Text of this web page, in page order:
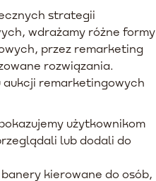
strategii
wdrażamy różne formy
przez remarketing
rozwiązania.
aukcji remarketingowych
użytkownikom
lub dodali do
kierowane do osób,